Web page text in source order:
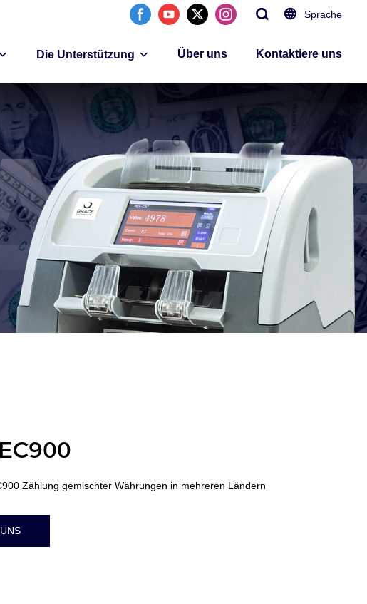
Sprache
Die Unterstützung Über uns Kontaktiere uns
Zählung gemischter Währungen in mehreren Ländern